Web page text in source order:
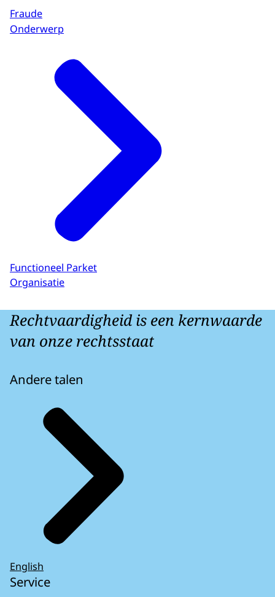
Fraude
Onderwerp
Functioneel Parket
Organisatie
Rechtvaardigheid is een kernwaarde
van onze rechtsstaat
Andere talen
English
Service